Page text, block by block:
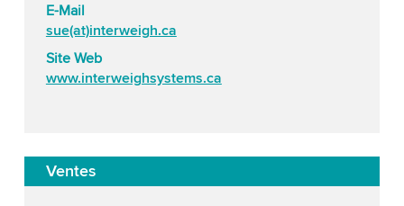
E-Mail
sue(at)interweigh.ca
Site Web
www.interweighsystems.ca
Ventes